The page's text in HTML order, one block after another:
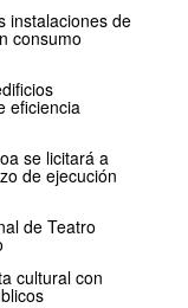
instalaciones de
consumo
eficiencia
se licitará a
de ejecución
de Teatro
cultural con